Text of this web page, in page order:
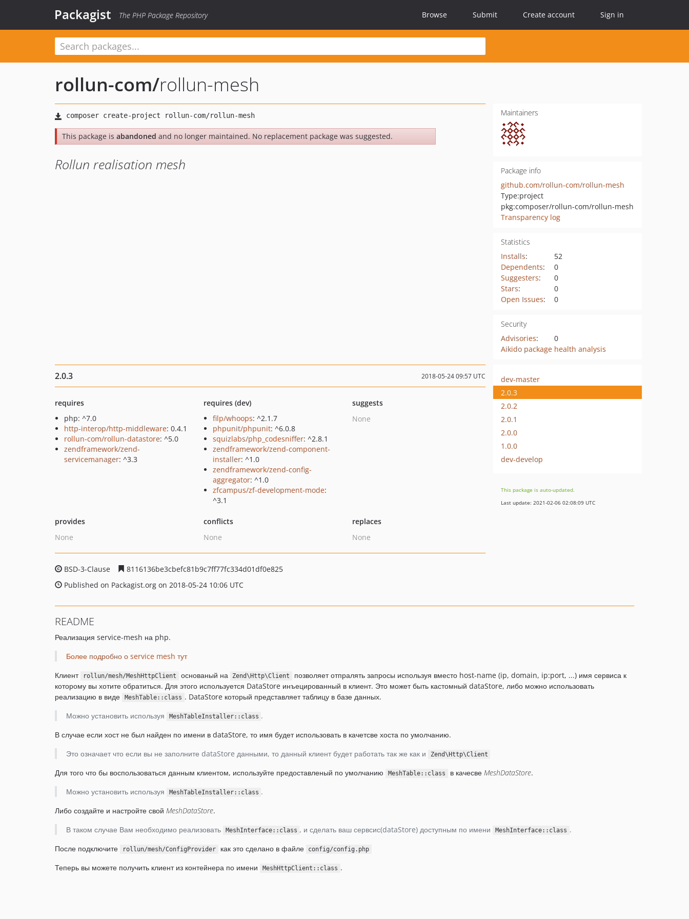
Packagist The PHP Package Repository Browse Submit Create account Sign in
rollun-com/rollun-mesh
This package is abandoned and no longer maintained. No replacement package was suggested.
Rollun realisation mesh
Maintainers
Package info
github.com/rollun-com/rollun-mesh
Type:project
pkg:composer/rollun-com/rollun-mesh
Transparency log
Statistics
Installs:
52
Dependents:
0
Suggesters:
0
Stars:
0
Open Issues: 0
Security
Advisories:
0
Aikido package health analysis
2.0.3 2018-05-24 09:57 UTC
requires
php: ^7.0
http-interop/http-middleware: 0.4.1
rollun-com/rollun-datastore: ^5.0
zendframework/zend-
servicemanager: ^3.3
requires (dev)
filp/whoops: ^2.1.7
phpunit/phpunit: ^6.0.8
squizlabs/php_codesniffer: ^2.8.1
zendframework/zend-component-
installer: ^1.0
zendframework/zend-config-
aggregator: ^1.0
zfcampus/zf-development-mode:
^3.1
suggests
None
provides
None
conflicts
None
replaces
None
BSD-3-Clause
8116136be3cbefc81b9c7ff77fc334d01df0e825
Published on Packagist.org on 2018-05-24 10:06 UTC
dev-master
2.0.3
2.0.2
2.0.1
2.0.0
1.0.0
dev-develop
This package is auto-updated.
Last update: 2021-02-06 02:08:09 UTC
README
Реализация service-mesh на php.
Более подробно о service mesh тут
Клиент
rollun/mesh/MeshHttpClient основаный на Zend\Http\Client
позволяет отпралять запросы используя вместо host-name (ip, domain, ip:port, ...) имя сервиса к
которому вы хотите обратиться. Для этого используется DataStore инъецированный в клиент. Это может быть кастомный dataStore, либо можно использовать
реализацию в виде
MeshTable::class . DataStore который представляет таблицу в базе данных.
Можно установить используя
MeshTableInstaller::class .
В случае если хост не был найден по имени в dataStore, то имя будет использовать в качетсве хоста по умолчанию.
Это означает что если вы не заполните dataStore данными, то данный клиент будет работать так же как и
Zend\Http\Client
Для того что бы воспользоваться данным клиентом, используйте предоставленый по умолчанию MeshTable::class в качесве MeshDataStore.
Можно установить используя
MeshTableInstaller::class .
Либо создайте и настройте свой MeshDataStore.
В таком случае Вам необходимо реализовать
MeshInterface::class , и сделать ваш сервсис(dataStore) доступным по имени MeshInterface::class .
После подключите
rollun/mesh/ConfigProvider как это сделано в файле config/config.php
Теперь вы можете получить клиент из контейнера по имени MeshHttpClient::class .